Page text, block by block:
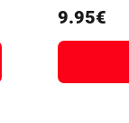
9.95€